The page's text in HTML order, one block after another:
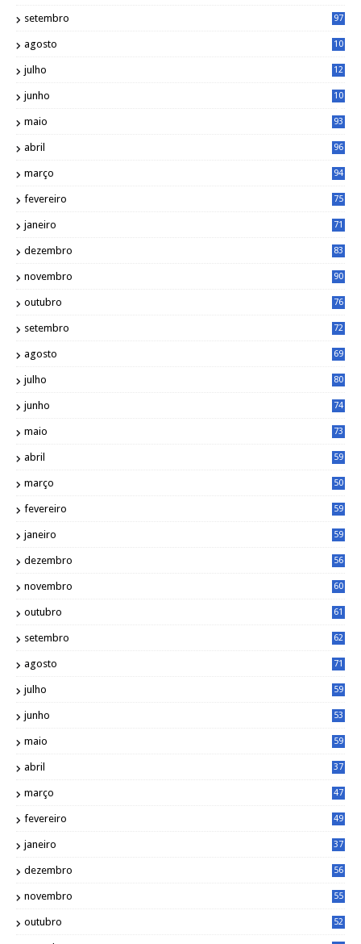
setembro 97
agosto
10
julho
12
junho
10
maio 93
abril 96
março 94
fevereiro 75
janeiro 71
dezembro 83
novembro 90
outubro 76
setembro 72
agosto 69
julho 80
junho 74
maio 73
abril 59
março 50
fevereiro 59
janeiro 59
dezembro 56
novembro 60
outubro 61
setembro 62
agosto 71
julho 59
junho 53
maio 59
abril 37
março 47
fevereiro 49
janeiro 37
dezembro 56
novembro 55
outubro 52